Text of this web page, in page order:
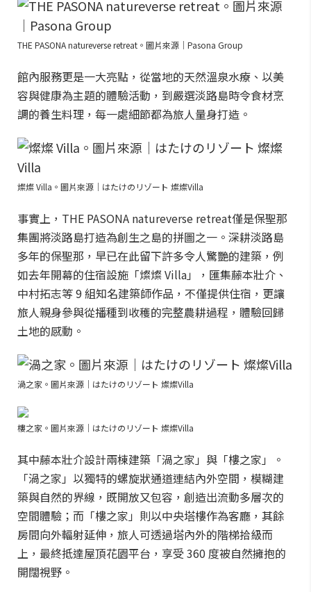
THE PASONA natureverse retreat。圖片來源｜Pasona Group
館內服務更是一大亮點，從當地的天然溫泉水療、以美
容與健康為主題的體驗活動，到嚴選淡路島時令食材烹
調的養生料理，每一處細節都為旅人量身打造。
燦燦 Villa。圖片來源｜はたけのリゾート 燦燦Villa
事實上，THE PASONA natureverse retreat僅是保聖那
集團將淡路島打造為創生之島的拼圖之一。深耕淡路島
多年的保聖那，早已在此留下許多令人驚艷的建築，例
如去年開幕的住宿設施「燦燦 Villa」，匯集藤本壯介、
中村拓志等 9 組知名建築師作品，不僅提供住宿，更讓
旅人親身參與從播種到收穫的完整農耕過程，體驗回歸
土地的感動。
渦之家。圖片來源｜はたけのリゾート 燦燦Villa
樓之家。圖片來源｜はたけのリゾート 燦燦Villa
其中藤本壯介設計兩棟建築「渦之家」與「樓之家」。
「渦之家」以獨特的螺旋狀通道連結內外空間，模糊建
築與自然的界線，既開放又包容，創造出流動多層次的
空間體驗；而「樓之家」則以中央塔樓作為客廳，其餘
房間向外輻射延伸，旅人可透過塔內外的階梯拾級而
上，最終抵達屋頂花園平台，享受 360 度被自然擁抱的
開闊視野。